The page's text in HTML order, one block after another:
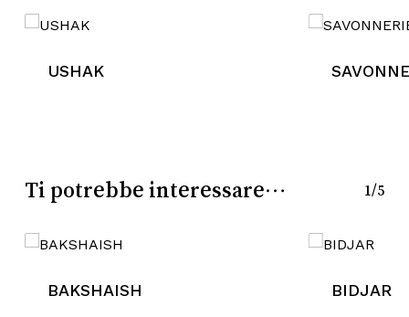
Nessun prodotto nel
USHAK
Ti potrebbe interessare… 1/5
BAKSHAISH BIDJAR